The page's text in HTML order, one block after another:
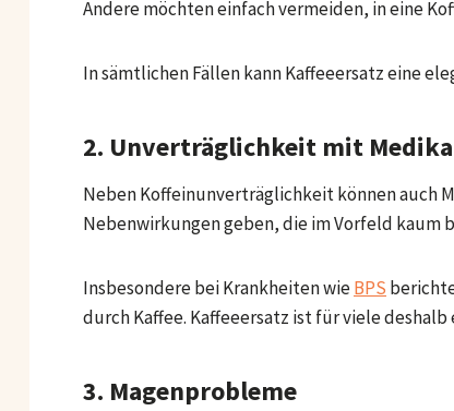
Andere möchten einfach vermeiden, in eine
In sämtlichen Fällen kann Kaffeeersatz eine
2. Unverträglichkeit mit
Neben Koffeinunverträglichkeit können auch
Nebenwirkungen geben, die im Vorfeld kaum
Insbesondere bei Krankheiten wieBPS
durch Kaffee. Kaffeeersatz ist für viele
3. Magenprobleme